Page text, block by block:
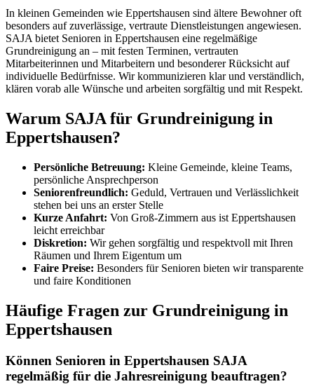
In kleinen Gemeinden wie Eppertshausen sind ältere Bewohner oft
besonders auf zuverlässige, vertraute Dienstleistungen angewiesen.
SAJA bietet Senioren in Eppertshausen eine regelmäßige
Grundreinigung an – mit festen Terminen, vertrauten
Mitarbeiterinnen und Mitarbeitern und besonderer Rücksicht auf
individuelle Bedürfnisse. Wir kommunizieren klar und verständlich,
klären vorab alle Wünsche und arbeiten sorgfältig und mit Respekt.
Warum SAJA für Grundreinigung in
Eppertshausen?
Persönliche Betreuung: Kleine Gemeinde, kleine Teams,
persönliche Ansprechperson
Seniorenfreundlich: Geduld, Vertrauen und Verlässlichkeit
stehen bei uns an erster Stelle
Kurze Anfahrt: Von Groß-Zimmern aus ist Eppertshausen
leicht erreichbar
Diskretion: Wir gehen sorgfältig und respektvoll mit Ihren
Räumen und Ihrem Eigentum um
Faire Preise: Besonders für Senioren bieten wir transparente
und faire Konditionen
Häufige Fragen zur Grundreinigung in
Eppertshausen
Können Senioren in Eppertshausen SAJA
regelmäßig für die Jahresreinigung beauftragen?